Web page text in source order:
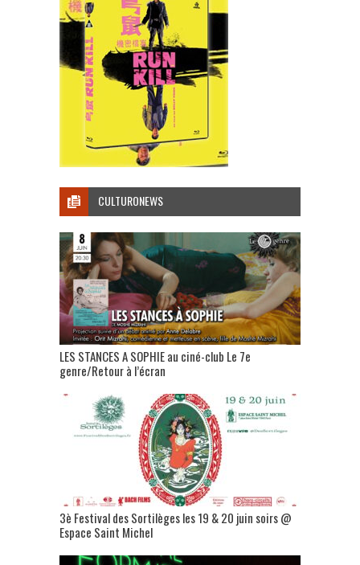
CULTURONEWS
LES STANCES A SOPHIE au ciné-club Le 7e
genre/Retour à l’écran
3è Festival des Sortilèges les 19 & 20 juin soirs @
Espace Saint Michel